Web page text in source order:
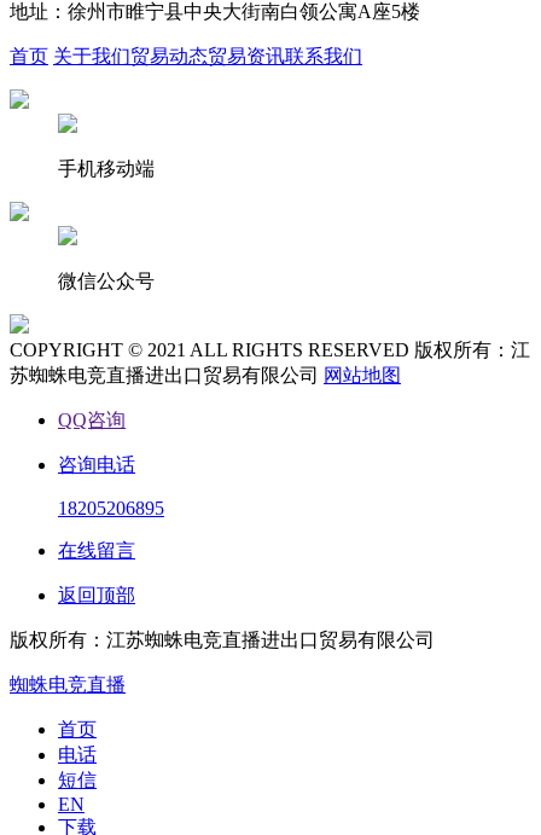
地址：徐州市睢宁县中央大街南白领公寓A座5楼
首页 关于我们贸易动态贸易资讯联系我们
手机移动端
微信公众号
COPYRIGHT © 2021 ALL RIGHTS RESERVED 版权所有：江
苏蜘蛛电竞直播进出口贸易有限公司 网站地图
QQ咨询
咨询电话
18205206895
在线留言
返回顶部
版权所有：江苏蜘蛛电竞直播进出口贸易有限公司
蜘蛛电竞直播
首页
电话
短信
EN
下载